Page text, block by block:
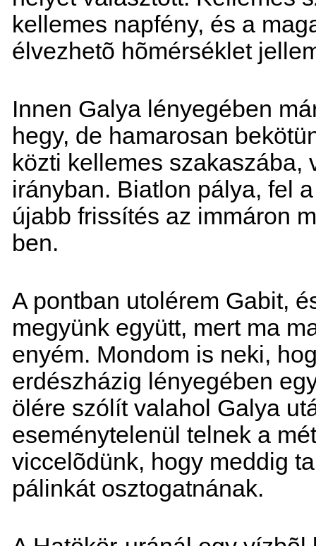
kellemes napfény, és a
élvezhetõ hõmérséklet
Innen Galya lényegében
hegy, de hamarosan
közti kellemes
irányban. Biatlon pálya, fel
újabb frissítés az immáron
ben.
A pontban utolérem Gabit,
megyünk együtt, mert ma
enyém. Mondom is neki,
erdészházig lényegében
ölére szólít valahol Galya
eseménytelenül telnek a
viccelõdünk, hogy meddig
pálinkát osztogatnának.